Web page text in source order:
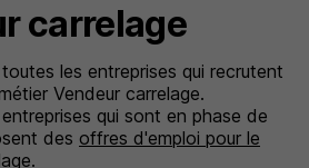
carrelage
les entreprises qui recrutent
Vendeur carrelage.
qui sont en phase de
des offres d'emploi pour le
.